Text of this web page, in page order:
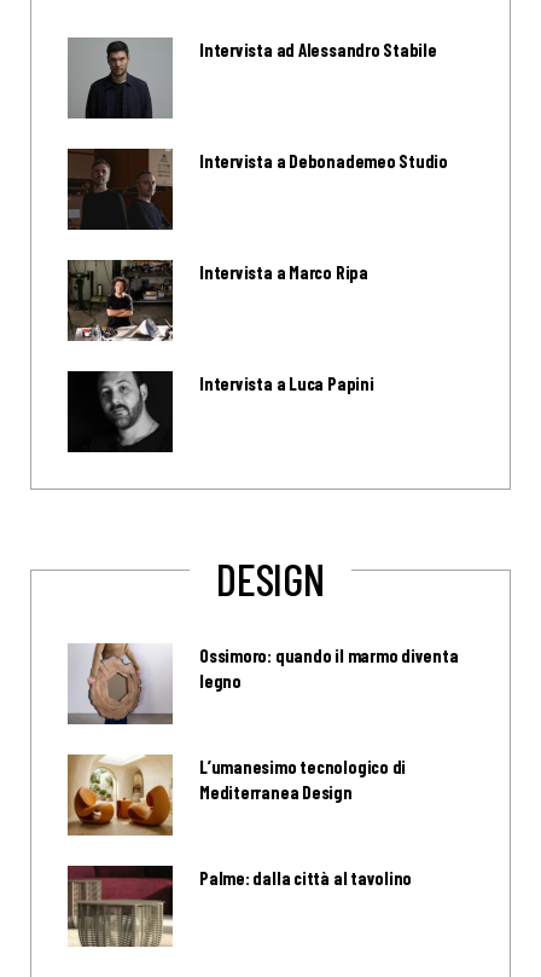
Intervista ad Alessandro Stabile
Intervista a Debonademeo Studio
Intervista a Marco Ripa
Intervista a Luca Papini
DESIGN
Ossimoro: quando il marmo diventa
legno
L’umanesimo tecnologico di
Mediterranea Design
Palme: dalla città al tavolino